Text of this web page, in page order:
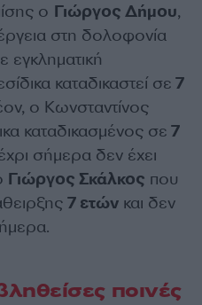
ο Γιώργος Δήμου,
στη δολοφονία
καταδικαστεί σε 7
ο Κωνσταντίνος
καταδικασμένος σε 7
σήμερα δεν έχει
Γιώργος Σκάλκος που
7 ετών και δεν
ποινές